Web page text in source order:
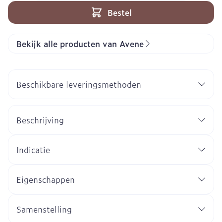
Bestel
Bekijk alle producten van Avene
Beschikbare leveringsmethoden
Beschrijving
Indicatie
Eigenschappen
Samenstelling